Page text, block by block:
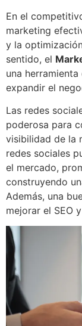
En el
marketing
y la
sentido, el
una
expandir el
Las redes
poderosa para
visibilidad de la
redes sociales
el mercado,
construyendo
Además, una
mejorar el SEO